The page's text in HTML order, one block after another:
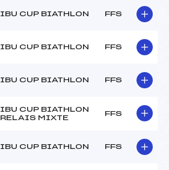
IBU CUP BIATHLON FFS
IBU CUP BIATHLON FFS
IBU CUP BIATHLON FFS
IBU CUP BIATHLON
RELAIS MIXTE
FFS
IBU CUP BIATHLON FFS